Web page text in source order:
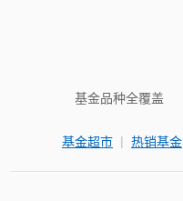
基金品种全覆盖
基金超市 | 热销基金